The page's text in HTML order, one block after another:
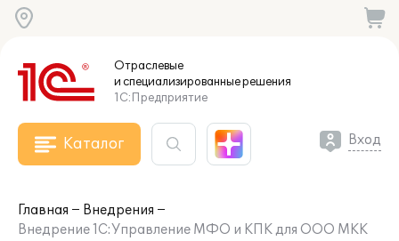
Отраслевые
и специализированныерешения
1С:Предприятие
Каталог Вход
Главная
Внедрения
Внедрение 1С:Управление МФО и КПК для ООО МКК